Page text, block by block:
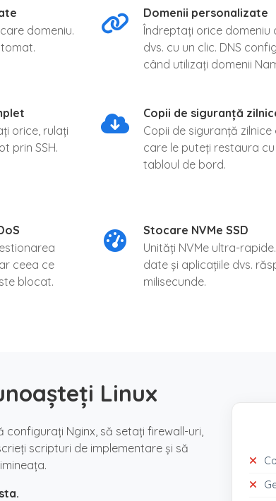
domeniu.
Domenii personalizate
Îndreptați orice domeniu
dvs. cu un clic. DNS
când utilizați domenii
orice, rulați
prin SSH.
Copii de siguranță
Copii de siguranță
care le puteți restaura cu
tabloul de bord.
ceea ce
blocat.
Stocare NVMe SSD
Unități NVMe ultra-
date și aplicațiile dvs.
milisecunde.
Linux
Nginx, să setați firewall-uri,
scripturi de implementare și să